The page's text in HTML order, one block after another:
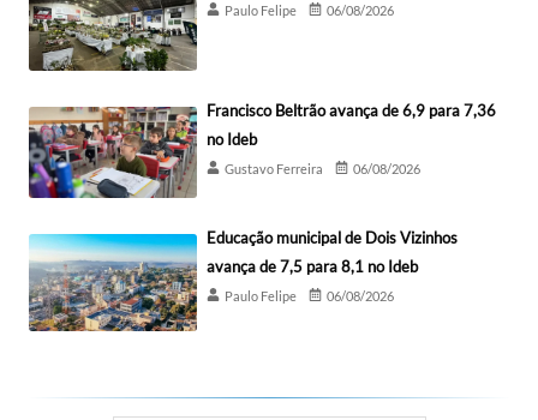
Paulo Felipe 06/08/2026
Francisco Beltrão avança de 6,9 para 7,36
no Ideb
Gustavo Ferreira 06/08/2026
Educação municipal de Dois Vizinhos
avança de 7,5 para 8,1 no Ideb
Paulo Felipe 06/08/2026